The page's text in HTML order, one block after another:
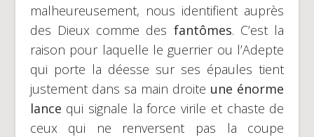
malheureusement, nous identifient auprès
des Dieux comme des fantômes. C’est la
raison pour laquelle le guerrier ou l’Adepte
qui porte la déesse sur ses épaules tient
justement dans sa main droite une énorme
lance qui signale la force virile et chaste de
ceux qui ne renversent pas la coupe